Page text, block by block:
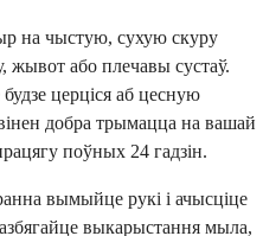
на чыстую, сухую скуру
жывот або плечавы сустаў.
церціся аб цесную
добра трымацца на вашай
поўных 24 гадзін.
вымыйце рукі і ачысціце
выкарыстання мыла,